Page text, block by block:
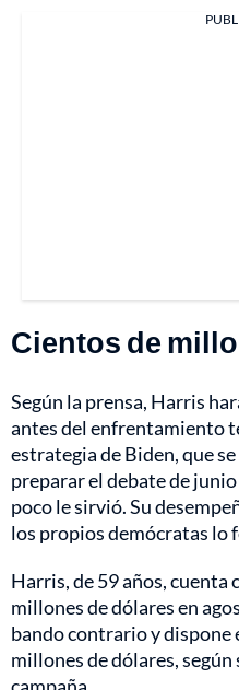
Cientos de
Según la prensa, Harris
antes del enfrentamiento
estrategia de Biden, que
preparar el debate de
poco le sirvió. Su
los propios demócratas lo
Harris, de 59 años, cuenta
millones de dólares en
bando contrario y dispone
millones de dólares,